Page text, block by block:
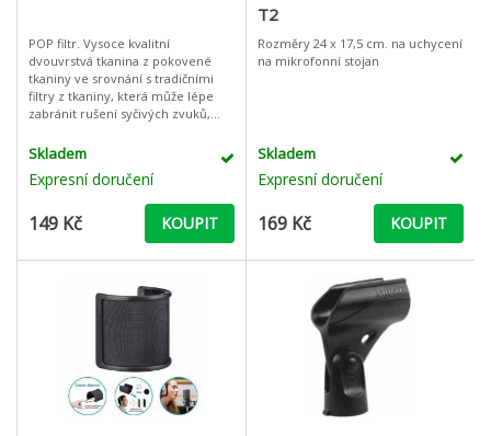
POP filtr. Vysoce kvalitní
dvouvrstvá tkanina z pokovené
tkaniny ve srovnání s tradičními
filtry z tkaniny, která může lépe
zabránit rušení syčivých zvuků,
zvuků dechu. Armovací rameno s
Skladem
Expresní doručení
149 Kč KOUPIT
T2
Rozměry 24 x 17,5 cm. na uchycení
na mikrofonní stojan
Skladem
Expresní doručení
169 Kč KOUPIT